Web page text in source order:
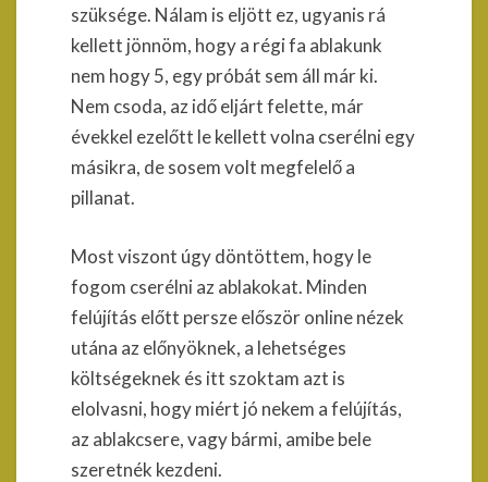
pedig
már
nem
szüksége. Nálam is eljött ez, ugyanis rá
kellett jönnöm, hogy a régi fa ablakunk
nem hogy 5, egy próbát sem áll már ki.
Nem csoda, az idő eljárt felette, már
évekkel ezelőtt le kellett volna cserélni egy
másikra, de sosem volt megfelelő a
pillanat.
Most viszont úgy döntöttem, hogy le
fogom cserélni az ablakokat. Minden
felújítás előtt persze először online nézek
utána az előnyöknek, a lehetséges
költségeknek és itt szoktam azt is
elolvasni, hogy miért jó nekem a felújítás,
az ablakcsere, vagy bármi, amibe bele
szeretnék kezdeni.